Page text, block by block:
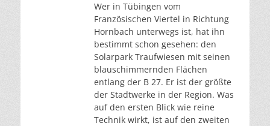
Wer in Tübingen vom
Französischen Viertel in Richtung
Hornbach unterwegs ist, hat ihn
bestimmt schon gesehen: den
Solarpark Traufwiesen mit seinen
blauschimmernden Flächen
entlang der B 27. Er ist der größte
der Stadtwerke in der Region. Was
auf den ersten Blick wie reine
Technik wirkt, ist auf den zweiten